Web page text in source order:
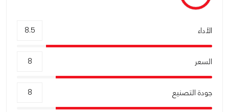
الأداء 8.5
السعر 8
جودة التصنيع 8